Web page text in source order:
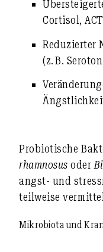
Cortisol,
Reduzierter
(z. B.
Probiotische
rhamnosus oder
angst- und
teilweise
Mikrobiota und